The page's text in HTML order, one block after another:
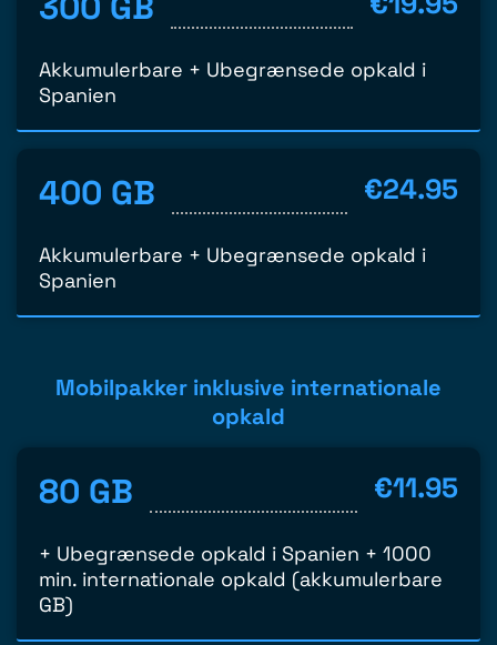
Akkumulerbare + Ubegrænsede opkald i
Spanien
400 GB €24.95
Akkumulerbare + Ubegrænsede opkald i
Spanien
Mobilpakker inklusive internationale
opkald
80 GB €11.95
+ Ubegrænsede opkald i Spanien + 1000
min. internationale opkald (akkumulerbare
GB)